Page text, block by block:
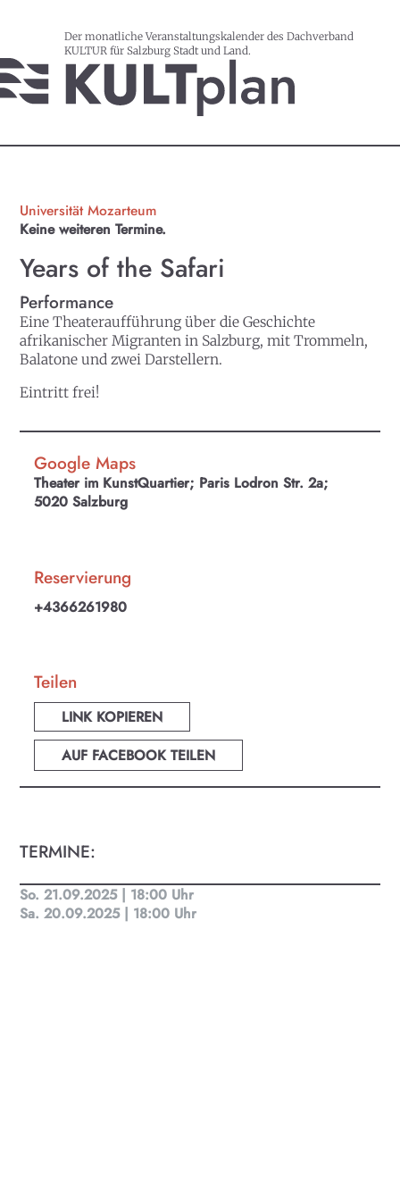
Der monatliche Veranstaltungskalender des Dachverband
KULTUR für Salzburg Stadt und Land.
Universität Mozarteum
Keine weiteren Termine.
Years of the Safari
Performance
Eine Theateraufführung über die Geschichte
afrikanischer Migranten in Salzburg, mit Trommeln,
Balatone und zwei Darstellern.
Eintritt frei!
Google Maps
Theater im KunstQuartier; Paris Lodron Str. 2a;
5020 Salzburg
Reservierung
+4366261980
Teilen
LINK KOPIEREN
AUF FACEBOOK TEILEN
TERMINE:
So. 21.09.2025 | 18:00 Uhr
Sa. 20.09.2025 | 18:00 Uhr